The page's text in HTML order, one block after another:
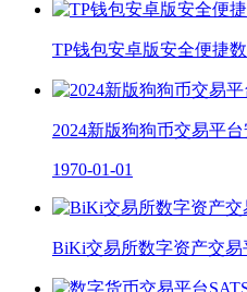
TP钱包安卓版安全便捷
2024新版狗狗币交易平
1970-01-01
BiKi交易所数字资产交易